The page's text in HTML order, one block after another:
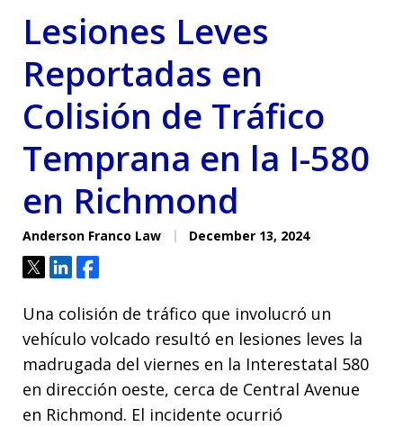
Lesiones Leves
Reportadas en
Colisión de Tráfico
Temprana en la I-580
en Richmond
Anderson Franco Law December 13, 2024
TweetShareShare
Una colisión de tráfico que involucró un
vehículo volcado resultó en lesiones leves la
madrugada del viernes en la Interestatal 580
en dirección oeste, cerca de Central Avenue
en Richmond. El incidente ocurrió